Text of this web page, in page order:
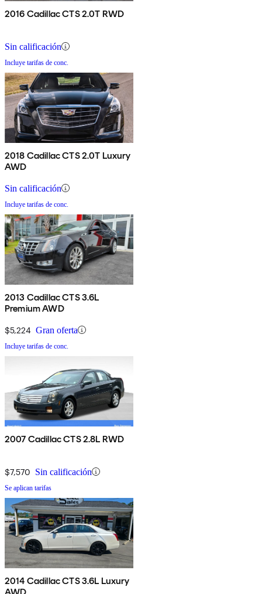
2016 Cadillac CTS 2.0T RWD
Sin calificación
Incluye tarifas de conc.
2018 Cadillac CTS 2.0T Luxury
AWD
Sin calificación
Incluye tarifas de conc.
2013 Cadillac CTS 3.6L
Premium AWD
$5,224 Gran oferta
Incluye tarifas de conc.
2007 Cadillac CTS 2.8L RWD
$7,570 Sin calificación
Se aplican tarifas
2014 Cadillac CTS 3.6L Luxury